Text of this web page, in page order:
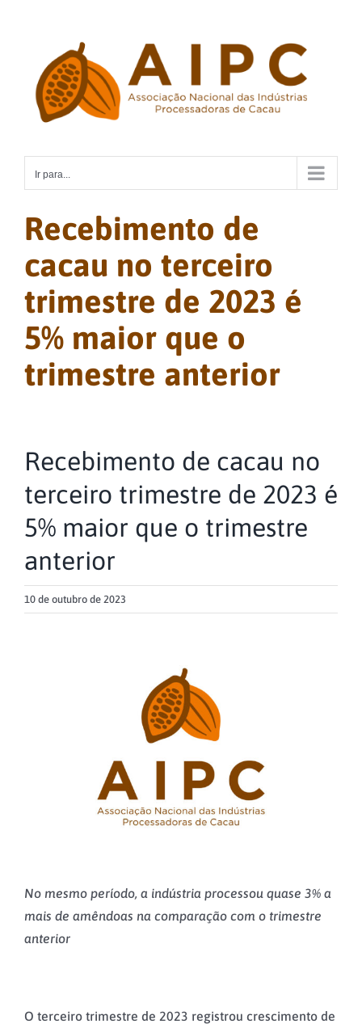
conteúdo
Ir para...
Recebimento de
cacau no terceiro
trimestre de 2023 é
5% maior que o
trimestre anterior
Recebimento de cacau no
terceiro trimestre de 2023 é
5% maior que o trimestre
anterior
10 de outubro de 2023
No mesmo período, a indústria processou quase 3% a
mais de amêndoas na comparação com o trimestre
anterior
O terceiro trimestre de 2023 registrou crescimento de